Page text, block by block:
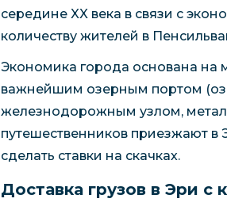
середине XX века в связи с
количеству жителей в
Экономика города основана на
важнейшим озерным портом
железнодорожным узлом,
путешественников приезжают в
сделать ставки на скачках.
Доставка грузов в Эри с